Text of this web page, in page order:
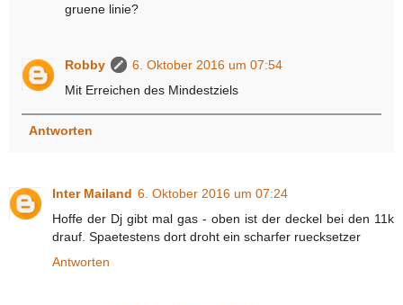
gruene linie?
Robby
6. Oktober 2016 um 07:54
Mit Erreichen des Mindestziels
Antworten
Inter Mailand 6. Oktober 2016 um 07:24
Hoffe der Dj gibt mal gas - oben ist der deckel bei den 11k
drauf. Spaetestens dort droht ein scharfer ruecksetzer
Antworten